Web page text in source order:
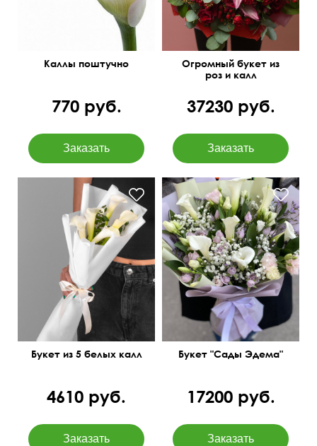
Каллы поштучно
770 руб.
Огромный букет из
роз и калл
37230 руб.
Букет из 5 белых калл
4610 руб.
Букет "Сады Эдема"
17200 руб.